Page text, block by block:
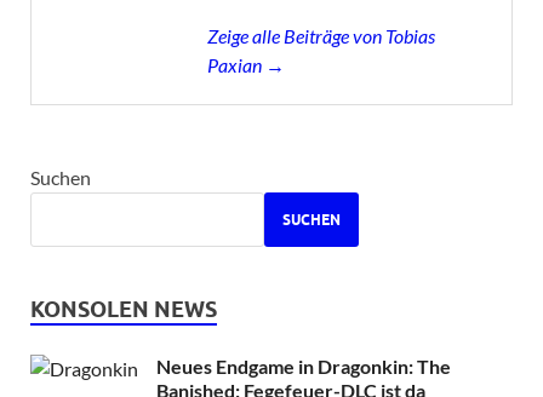
Zeige alle Beiträge von Tobias
Paxian →
Suchen
SUCHEN
KONSOLEN NEWS
Neues Endgame in Dragonkin: The
Banished: Fegefeuer-DLC ist da